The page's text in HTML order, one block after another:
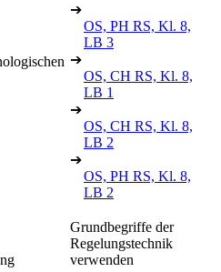
➔
OS, PH RS, Kl. 8,
LB 3
➔
OS, CH RS, Kl. 8,
LB 1
➔
OS, CH RS, Kl. 8,
LB 2
➔
OS, PH RS, Kl. 8,
LB 2
Grundbegriffe der
Regelungstechnik
verwenden